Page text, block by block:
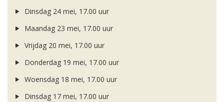
Dinsdag 24 mei, 17.00 uur
Maandag 23 mei, 17.00 uur
Vrijdag 20 mei, 17.00 uur
Donderdag 19 mei, 17.00 uur
Woensdag 18 mei, 17.00 uur
Dinsdag 17 mei, 17.00 uur